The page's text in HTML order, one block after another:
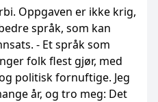
Oppgaven er ikke krig,
språk, som kan
- Et språk som
folk flest gjør, med
politisk fornuftige. Jeg
år, og tro meg: Det